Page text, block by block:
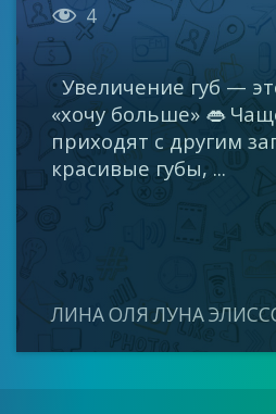
 4
Увеличение губ —
«хочу больше» 👄
приходят с другим
красивые губы, ...
ЛИНА ОЛЯ ЛУНА